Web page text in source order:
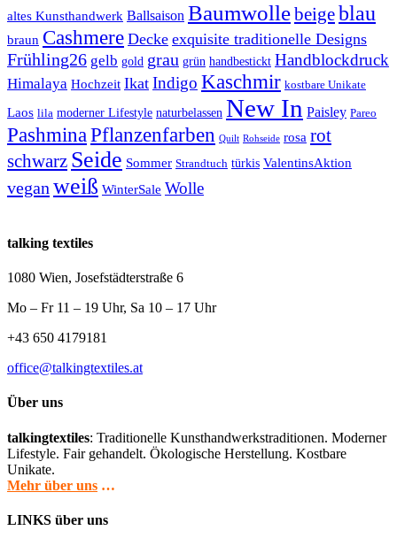
altes Kunsthandwerk Ballsaison Baumwollebeigeblau
braun Cashmere Decke exquisite traditionelle Designs
Frühling26 gelb gold grau grün handbestickt Handblockdruck
Himalaya Hochzeit Ikat Indigo Kaschmir kostbare Unikate
Laos lila moderner Lifestyle naturbelassen New In Paisley Pareo
PashminaPflanzenfarben Quilt Rohseide rosa rot
schwarz Seide Sommer Strandtuch türkis ValentinsAktion
veganweiß WinterSale Wolle
talking textiles
1080 Wien, Josefstädterstraße 6
Mo – Fr 11 – 19 Uhr, Sa 10 – 17 Uhr
+43 650 4179181
office@talkingtextiles.at
Über uns
talkingtextiles: Traditionelle Kunsthandwerkstraditionen. Moderner
Lifestyle. Fair gehandelt. Ökologische Herstellung. Kostbare
Unikate.
Mehr über uns …
LINKS über uns